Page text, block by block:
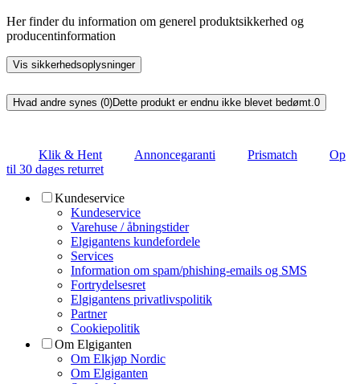
Her finder du information om generel produktsikkerhed og
producentinformation
Vis sikkerhedsoplysninger
Hvad andre synes (0)Dette produkt er endnu ikke blevet bedømt.0
Klik & Hent Annoncegaranti Prismatch
Op
til 30 dages returret
Kundeservice
Kundeservice
Varehuse / åbningstider
Elgigantens kundefordele
Services
Information om spam/phishing-emails og SMS
Fortrydelsesret
Elgigantens privatlivspolitik
Partner
Cookiepolitik
Om Elgiganten
Om Elkjøp Nordic
Om Elgiganten